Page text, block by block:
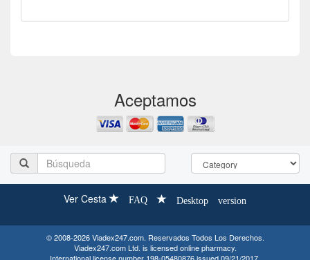
Aceptamos
Ver Cesta FAQ Desktop version
© 2008-2026 Viadex247.com. Reservados Todos Los Derechos.
Viadex247.com Ltd. is licensed online pharmacy.